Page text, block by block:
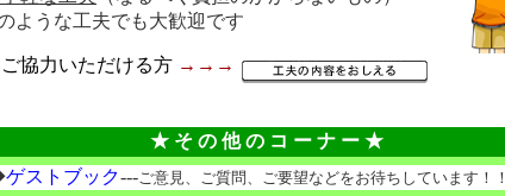
ような工夫でも大歓迎です
ご協力いただける方 →→→
★ そ の 他 の コ ー ナ ー ★
ゲストブック---ご意見、ご質問、ご要望などをお待ちしています！！